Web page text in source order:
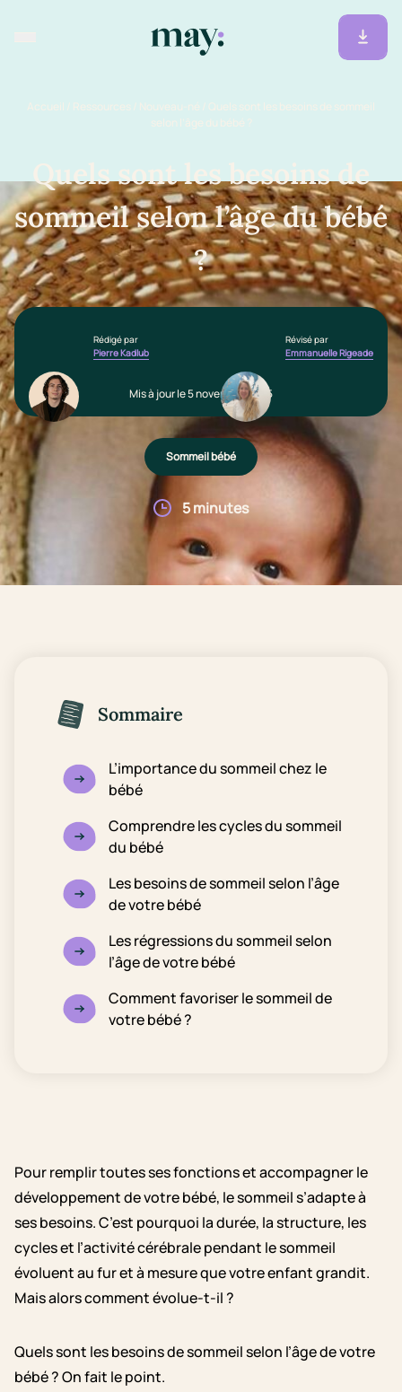
Accueil / Ressources / Nouveau-né / Quels sont les besoins de sommeil
selon l’âge du bébé ?
Quels sont les besoins de
sommeil selon l’âge du bébé
?
Rédigé par
Pierre Kadlub
Révisé par
Emmanuelle Rigeade
Mis à jour le 5 novembre 2025
Sommeil bébé
5 minutes
Sommaire
L’importance du sommeil chez le
bébé
Comprendre les cycles du sommeil
du bébé
Les besoins de sommeil selon l’âge
de votre bébé
Les régressions du sommeil selon
l’âge de votre bébé
Comment favoriser le sommeil de
votre bébé ?
Pour remplir toutes ses fonctions et accompagner le
développement de votre bébé, le sommeil s’adapte à
ses besoins. C’est pourquoi la durée, la structure, les
cycles et l’activité cérébrale pendant le sommeil
évoluent au fur et à mesure que votre enfant grandit.
Mais alors comment évolue-t-il ?
Quels sont les besoins de sommeil selon l’âge de votre
bébé ? On fait le point.